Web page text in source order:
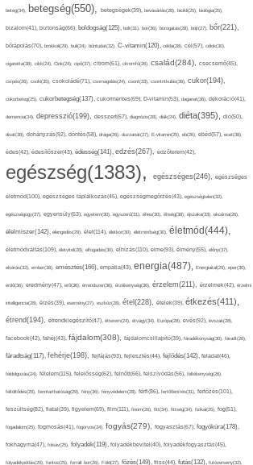
beteg(34), betegség(550), betegségek(39), bevásárlás(28), bicikli(25), biológia(25),
bizalom(41), biztonság(66), boldogság(125), bolt(31), bor(36), borogatás(28), böjt(27), bőr(221),
bőrápolás(70), brokkoli(29), buli(24), bűntudat(32), C-vitamin(120), cékla(28), cél(57), célok(30),
cigaretta(38), cikk(24), Cink(24), cipő(37), citrom(61), citromfű(26), család(284), csecsemő(45),
csípés(26), csoki(35), csokoládé(71), csomagolás(24), csont(33), csontritkulás(36), cukor(194),
cukorbeteg(25), cukorbetegség(137), cukormentes(69), D-vitamin(53), daganat(36), dekoráció(41),
demencia(34), depresszió(199), desszert(67), diagnózis(28), diák(24), diéta(395), dió(50),
divat(38), dohányzás(92), döntés(58), drága(26), duzzanat(27), E-vitamin(25), eb(26), ebéd(57), ecet(38),
édes(42), édesítőszer(43), édesség(141), edzés(267), edzőterem(42),
egészség(1383), egészséges(246), egészséges
életmód(100), egészséges táplálkozás(45), egészségmegőrzés(43), egészségtelen(32),
egészségügy(27), egyensúly(63), egyetem(30), egyszerű(31), éhes(30), éhség(38), éjszaka(33), ekcéma(26),
élelmiszer(142), elengedés(29), élet(114), életkor(30), életminőség(30), életmód(444),
életmódváltás(109), életvitel(28), elfogadás(30), elhízás(110), elme(93), élmény(55), előny(37),
elvárás(32), ember(38), emésztés(166), empátia(43), energia(487), Energiaital(29), eper(30),
erdő(36), eredmény(47), erő(36), érrendszer(36), érzékenység(36), érzelem(211), érzelmek(42), érzelmi
intelligencia(28), érzés(39), esemény(27), eszköz(28), étel(228), ételek(39), étkezés(411),
étrend(194), étrendkiegészítő(47), étterem(24), étvágy(34), Európa(28), evés(92), évszak(28),
facebook(42), fahéj(43), fájdalom(308), fájdalomcsillapító(39), fáradékonyság(30), fáradt(28),
fáradtság(117), fehérje(198), fejfájás(93), fejlesztés(44), fejlődés(142), feladat(46),
feldolgozás(24), félelem(115), felelősség(62), felnőtt(66), felszívódás(56), féltékenység(26),
feltöltődés(29), fenntarthatóság(29), fény(36), fényvédelem(28), férfi(86), fertőtlenítés(31), fertőzés(101),
feszültség(82), fiatal(39), figyelem(69), film(111), finom(26), fitt(34), fittség(34), fizikai(25), fog(51),
fogadalom(25), fogmosás(41), fogorvos(24), fogyás(279), fogyasztás(67), fogyókúra(178),
fokhagyma(47), folsav(25), folyadék(119), folyadékbevitel(40), folyadékfogyasztás(45),
folyadékpótlás(29), fontos(25), forralt bor(26), Föld(27), főzés(149), friss(44), futás(132), futóverseny(32),